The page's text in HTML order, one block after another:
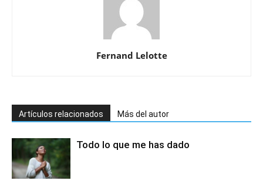
Fernand Lelotte
Artículos relacionados Más del autor
Todo lo que me has dado